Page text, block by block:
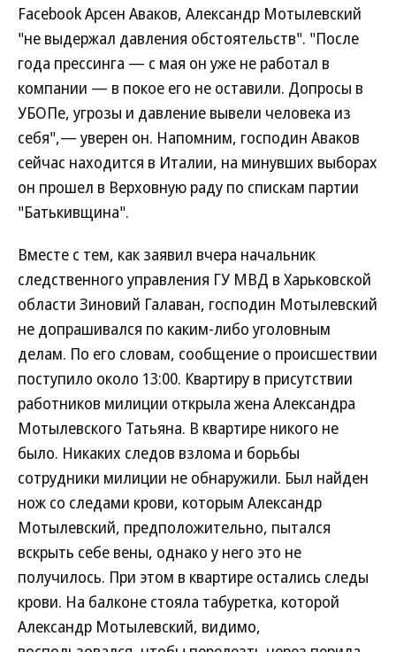
Facebook Арсен Аваков, Александр Мотылевский
"не выдержал давления обстоятельств". "После
года прессинга — с мая он уже не работал в
компании — в покое его не оставили. Допросы в
УБОПе, угрозы и давление вывели человека из
себя",— уверен он. Напомним, господин Аваков
сейчас находится в Италии, на минувших выборах
он прошел в Верховную раду по спискам партии
"Батькивщина".
Вместе с тем, как заявил вчера начальник
следственного управления ГУ МВД в Харьковской
области Зиновий Галаван, господин Мотылевский
не допрашивался по каким-либо уголовным
делам. По его словам, сообщение о происшествии
поступило около 13:00. Квартиру в присутствии
работников милиции открыла жена Александра
Мотылевского Татьяна. В квартире никого не
было. Никаких следов взлома и борьбы
сотрудники милиции не обнаружили. Был найден
нож со следами крови, которым Александр
Мотылевский, предположительно, пытался
вскрыть себе вены, однако у него это не
получилось. При этом в квартире остались следы
крови. На балконе стояла табуретка, которой
Александр Мотылевский, видимо,